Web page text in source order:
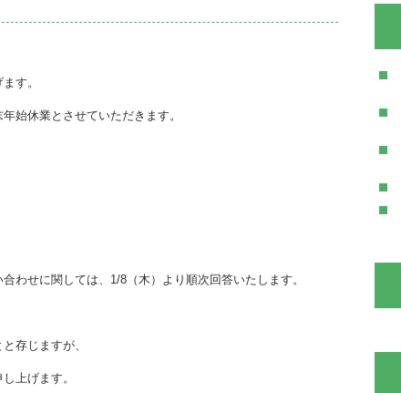
す。
始休業とさせていただきます。
わせに関しては、1/8（木）より順次回答いたします。
存じますが、
上げます。